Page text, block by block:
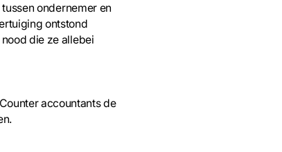
ondernemer en
ontstond
die ze allebei
accountants de